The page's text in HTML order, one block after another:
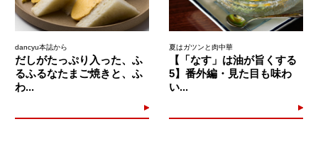
dancyu本誌から
だしがたっぷり入った、ふ
るふるなたまご焼きと、ふ
わ...
夏はガツンと肉中華
【「なす」は油が旨くする
5】番外編・見た目も味わ
い...